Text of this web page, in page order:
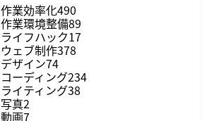
作業効率化490
作業環境整備89
ライフハック17
ウェブ制作378
デザイン74
コーディング234
ライティング38
写真2
動画7